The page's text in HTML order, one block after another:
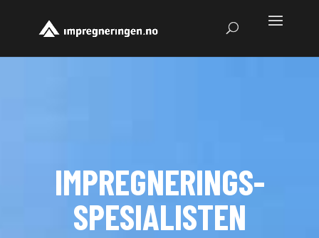
IMPREGNERINGS-
SPESIALISTEN